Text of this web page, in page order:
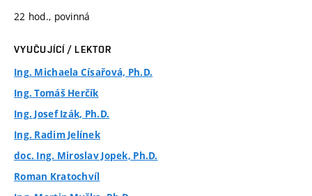
22 hod., povinná
VYUČUJÍCÍ / LEKTOR
Ing. Michaela Císařová, Ph.D.
Ing. Tomáš Herčík
Ing. Josef Izák, Ph.D.
Ing. Radim Jelínek
doc. Ing. Miroslav Jopek, Ph.D.
Roman Kratochvíl